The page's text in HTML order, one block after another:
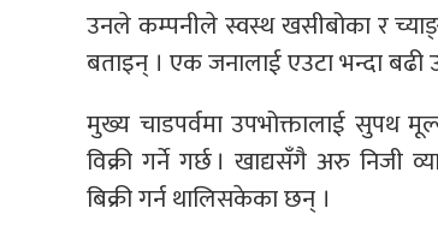
उनले कम्पनीले स्वस्थ खसीबोका र
बताइन् । एक जनालाई एउटा भन्दा
मुख्य चाडपर्वमा उपभोक्तालाई सुपथ
विक्री गर्ने गर्छ । खाद्यसँगै अरु निजी
बिक्री गर्न थालिसकेका छन् ।